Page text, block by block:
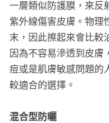
一層類似防護膜，來反
紫外線傷害皮膚。物理
末，因此擦起來會比較
因為不容易滲透到皮膚
痘或是肌膚敏感問題的
較適合的選擇。
混合型防曬